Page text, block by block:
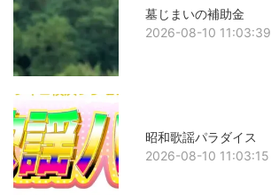
墓じまいの補助金
2026-08-10 11:03:39
昭和歌謡パラダイス
2026-08-10 11:03:15